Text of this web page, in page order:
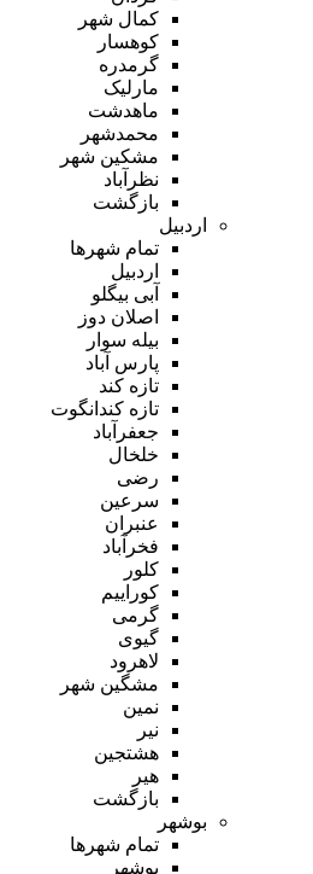
کمال شهر
کوهسار
گرمدره
مارلیک
ماهدشت
محمدشهر
مشکین شهر
نظرآباد
بازگشت
اردبیل
تمام شهر‌ها
اردبیل
آبی بیگلو
اصلان دوز
بیله سوار
پارس آباد
تازه کند
تازه کندانگوت
جعفرآباد
خلخال
رضی
سرعین
عنبران
فخرآباد
کلور
کوراییم
گرمی
گیوی
لاهرود
مشگین شهر
نمین
نیر
هشتجین
هیر
بازگشت
بوشهر
تمام شهر‌ها
بوشهر